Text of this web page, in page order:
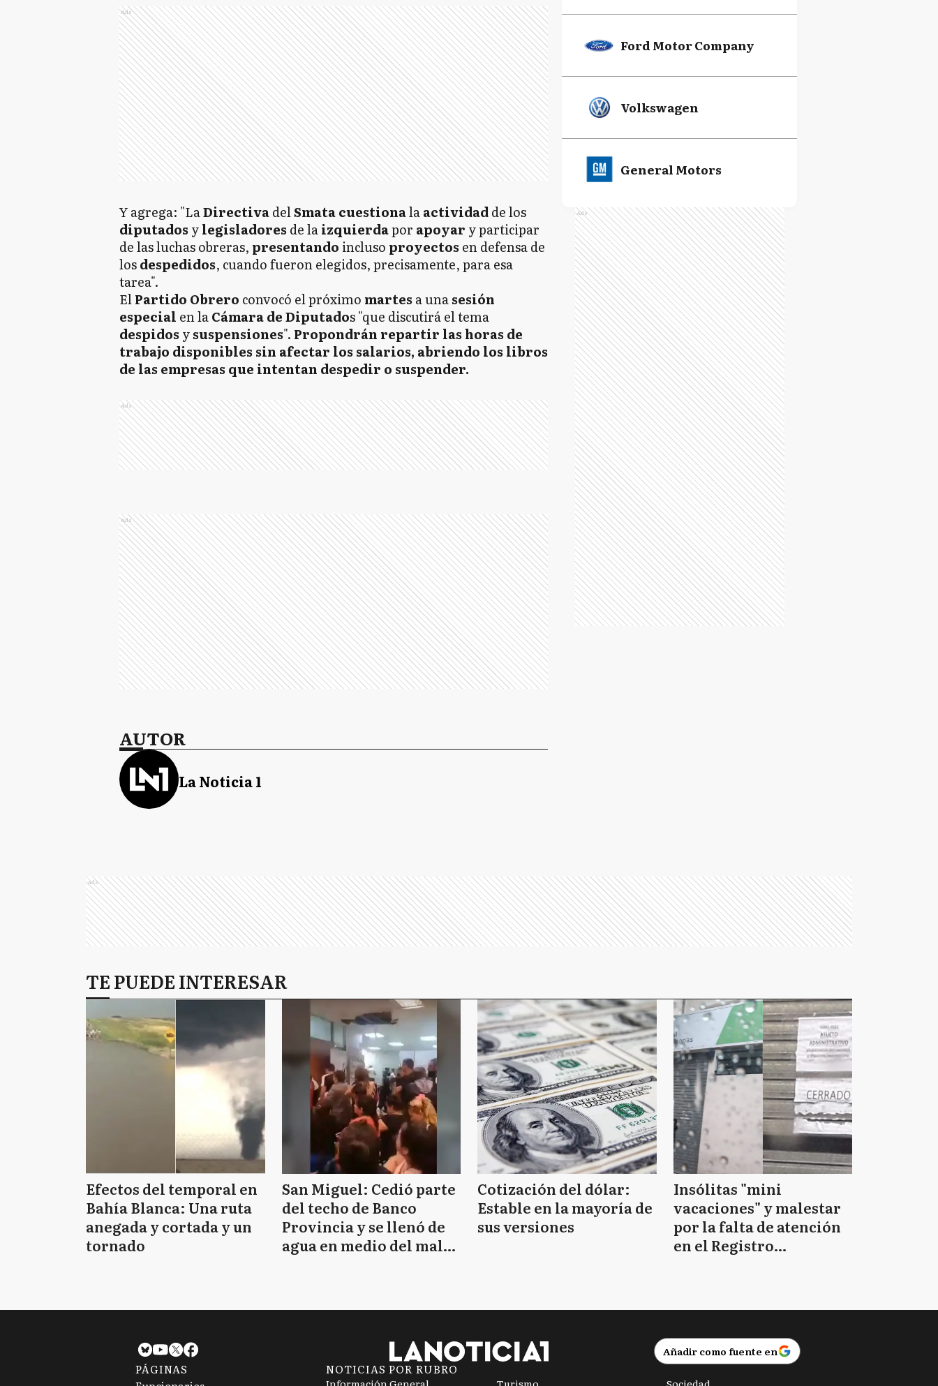
Ads
Y agrega: "LaDirectivadelSmata cuestionalaactividadde los
diputados ylegisladores de laizquierdapor apoyar y participar
de las luchas obreras, presentando incluso proyectos en defensa de
losdespedidos, cuando fueron elegidos, precisamente, para esa
tarea".
ElPartido Obrero convocó el próximo martes a unasesión
especial en laCámara de Diputados "que discutirá el tema
despidos ysuspensiones". Propondrán repartir las horas de
trabajo disponibles sin afectar los salarios, abriendo los libros
de las empresas que intentan despedir o suspender.
Ads
Ads
AUTOR
La Noticia 1
Ford Motor Company
Volkswagen
General Motors
Ads
Ads
TE PUEDE INTERESAR
Efectos del temporal en
Bahía Blanca: Una ruta
anegada y cortada y un
tornado
San Miguel: Cedió parte
del techo de Banco
Provincia y se llenó de
agua en medio del mal
Cotización del dólar:
Estable en la mayoría de
sus versiones
Insólitas "mini
vacaciones" y malestar
por la falta de atención
en el Registro
Añadir como fuente en
PÁGINAS
NOTICIAS POR RUBRO
Información General Turismo Sociedad